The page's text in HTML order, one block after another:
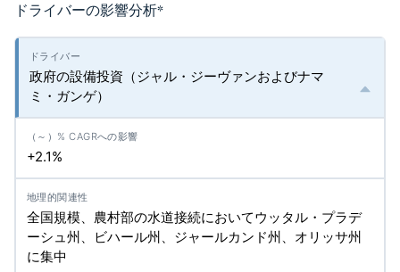
ドライバーの影響分析*
政府の設備投資（ジャル・ジーヴァンおよびナマ
ミ・ガンゲ）
+2.1%
全国規模、農村部の水道接続においてウッタル・プラデ
ーシュ州、ビハール州、ジャールカンド州、オリッサ州
に集中